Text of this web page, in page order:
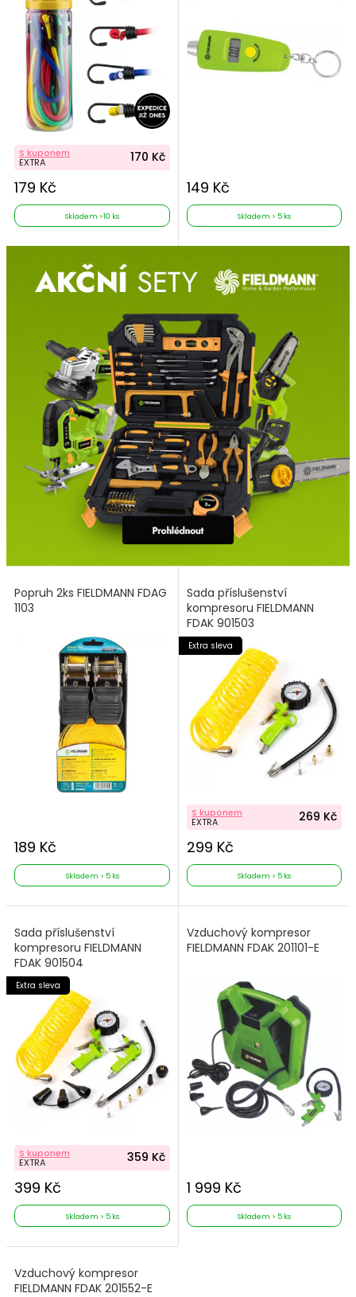
S kuponem
EXTRA 170 Kč
179 Kč
Skladem >10 ks
149 Kč
Skladem > 5 ks
Popruh 2ks FIELDMANN FDAG
1103
189 Kč
Skladem > 5 ks
Sada příslušenství
kompresoru FIELDMANN
FDAK 901503
Extra sleva
S kuponem
EXTRA 269 Kč
299 Kč
Skladem > 5 ks
Sada příslušenství
kompresoru FIELDMANN
FDAK 901504
Extra sleva
S kuponem
EXTRA 359 Kč
399 Kč
Skladem > 5 ks
Vzduchový kompresor
FIELDMANN FDAK 201101-E
1 999 Kč
Skladem > 5 ks
Vzduchový kompresor
FIELDMANN FDAK 201552-E